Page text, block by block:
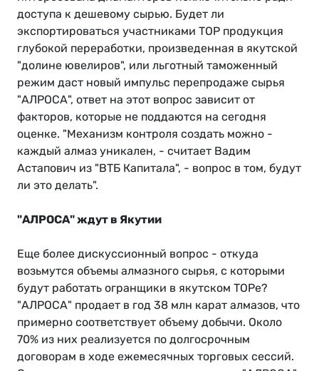
доступа к дешевому сырью. Будет ли
экспортироваться участниками ТОР продукция
глубокой переработки, произведенная в якутской
"долине ювелиров", или льготный таможенный
режим даст новый импульс перепродаже сырья
"АЛРОСА", ответ на этот вопрос зависит от
факторов, которые не поддаются на сегодня
оценке. "Механизм контроля создать можно -
каждый алмаз уникален, - считает Вадим
Астапович из "ВТБ Капитала", - вопрос в том, будут
ли это делать".
"АЛРОСА" ждут в Якутии
Еще более дискуссионный вопрос - откуда
возьмутся объемы алмазного сырья, с которыми
будут работать огранщики в якутском ТОРе?
"АЛРОСА" продает в год 38 млн карат алмазов, что
примерно соответствует объему добычи. Около
70% из них реализуется по долгосрочным
договорам в ходе ежемесячных торговых сессий.